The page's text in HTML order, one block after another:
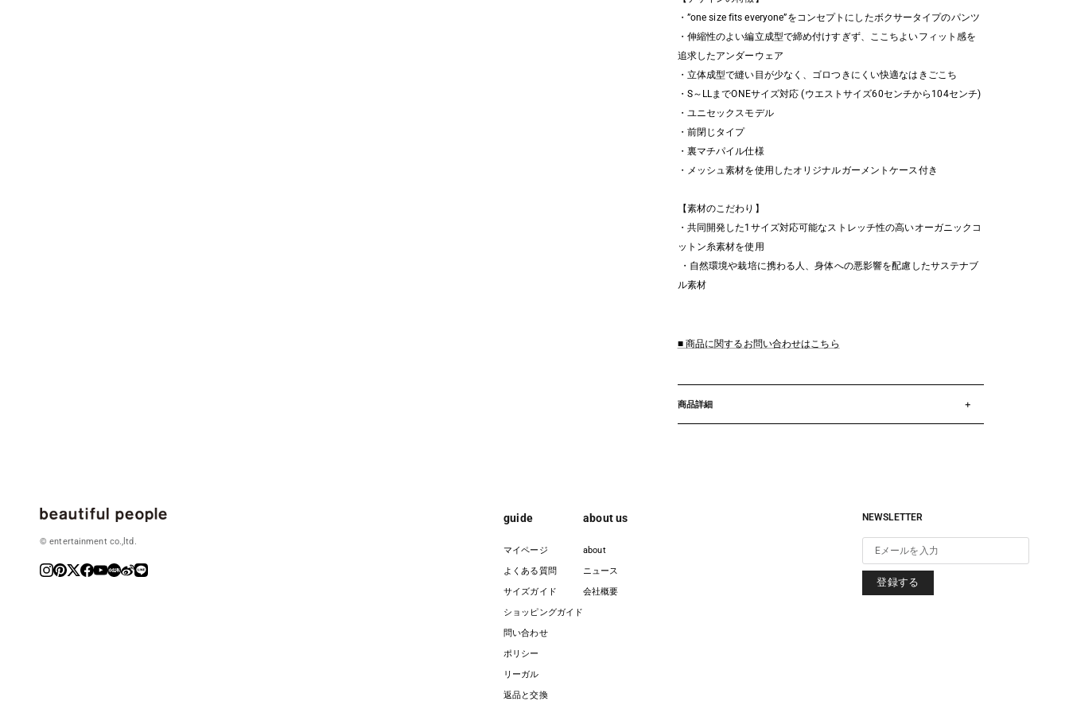
・”one size fits everyone”をコンセプトにしたボクサータイプのパンツ
・伸縮性のよい編立成型で締め付けすぎず、ここちよいフィット感を
追求したアンダーウェア
・立体成型で縫い目が少なく、ゴロつきにくい快適なはきごこち
・S～LLまでONEサイズ対応 (ウエストサイズ60センチから104センチ)
・ユニセックスモデル
・前閉じタイプ
・裏マチパイル仕様
・メッシュ素材を使用したオリジナルガーメントケース付き
【素材のこだわり】
・共同開発した1サイズ対応可能なストレッチ性の高いオーガニックコ
ットン糸素材を使用
・自然環境や栽培に携わる人、身体への悪影響を配慮したサステナブ
ル素材
■ 商品に関するお問い合わせはこちら
商品詳細
© entertainment co.,ltd.
guide
マイページ
よくある質問
サイズガイド
ショッピングガイド
問い合わせ
ポリシー
リーガル
返品と交換
about us
about
ニュース
会社概要
NEWSLETTER
登録する